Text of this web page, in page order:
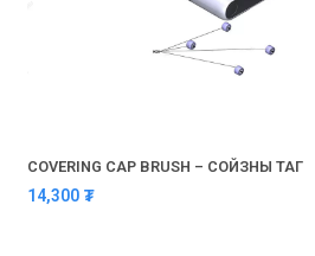
COVERING CAP BRUSH – СОЙЗНЫ ТАГ
14,300 ₮